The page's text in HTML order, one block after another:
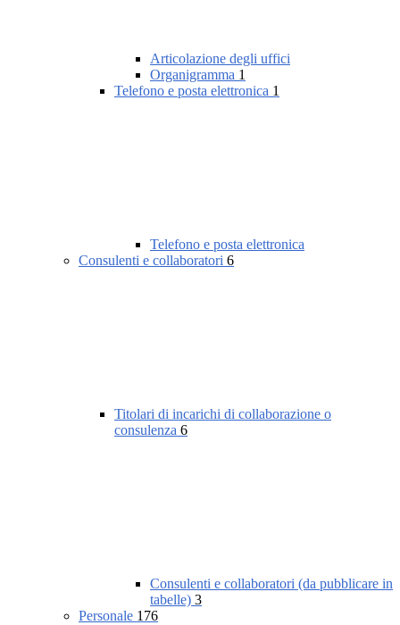
Articolazione degli uffici
Organigramma 1
Telefono e posta elettronica 1
Telefono e posta elettronica
Consulenti e collaboratori 6
Titolari di incarichi di collaborazione o
consulenza 6
Consulenti e collaboratori (da pubblicare in
tabelle) 3
Personale 176